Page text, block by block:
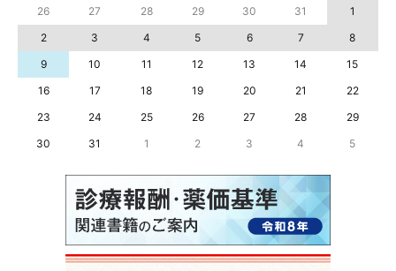
26 27 28 29 30 31
1
2
3 4 5 6 7
8
9
10 11 12 13 14
15
16
17 18 19 20 21
22
23
24 25 26 27 28
29
30
31 1 2 3 4 5